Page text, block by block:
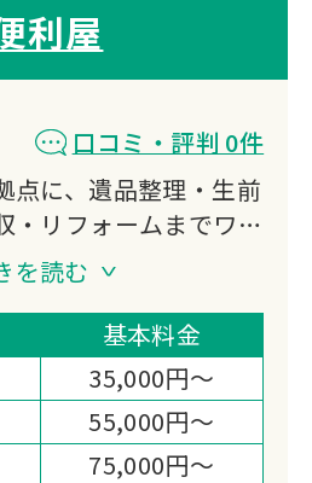
利屋
口コミ・評判 0件
点に、遺品整理・生前
・リフォームまでワン
ックまで選べる積み放
金の心配がありませ
タッフの配置など、柔
。
を読む
基本料金
35,000円～
55,000円～
75,000円～